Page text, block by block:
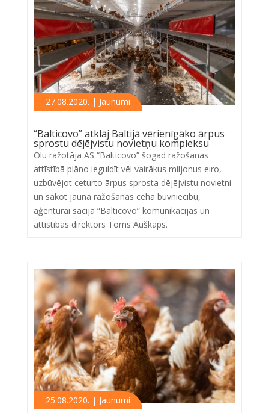
27.08.2020. | Jaunumi
“Balticovo” atklāj Baltijā vērienīgāko ārpus
sprostu dējējvistu novietņu kompleksu
Olu ražotāja AS “Balticovo” šogad ražošanas
attīstībā plāno ieguldīt vēl vairākus miljonus eiro,
uzbūvējot ceturto ārpus sprosta dējējvistu novietni
un sākot jauna ražošanas ceha būvniecību,
aģentūrai sacīja “Balticovo” komunikācijas un
attīstības direktors Toms Auškāps.
25.08.2020. | Jaunumi